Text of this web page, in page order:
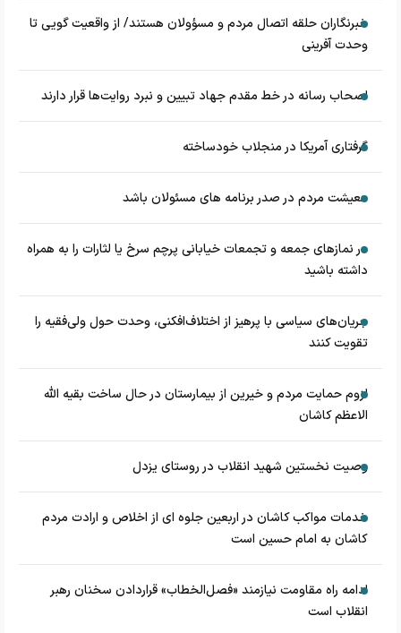
خبرنگاران حلقه اتصال مردم و مسؤولان هستند/ از واقعیت گویی تا
وحدت آفرینی
اصحاب رسانه در خط مقدم جهاد تبیین و نبرد روایت‌ها قرار دارند
گرفتاری آمریکا در منجلاب خودساخته
معیشت مردم در صدر برنامه های مسئولان باشد
در نماز‌های جمعه و تجمعات خیابانی پرچم سرخ یا لثارات را به همراه
داشته باشید
جریان‌های سیاسی با پرهیز از اختلاف‌افکنی، وحدت حول ولی‌فقیه را
تقویت کنند
لزوم حمایت مردم و خیرین از بیمارستان در حال ساخت بقیه الله
الاعظم کاشان
وصیت نخستین شهید انقلاب در روستای یزدل
خدمات مواکب کاشان در اربعین جلوه ای از اخلاص و ارادت مردم
کاشان به امام حسین است
ادامه راه مقاومت نیازمند «فصل‌الخطاب» قراردادن سخنان رهبر
انقلاب است